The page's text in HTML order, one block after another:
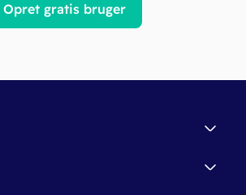
Opret gratis bruger